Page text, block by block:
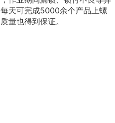
天可完成5000余个产品上螺
量也得到保证。